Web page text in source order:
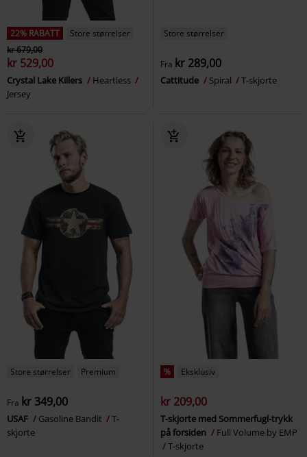
22% RABATT
Store størrelser
kr 679,00
kr 529,00
Crystal Lake Killers
Heartless
Jersey
Store størrelser
Fra kr 289,00
Cattitude Spiral T-skjorte
Store størrelser Premium
Fra kr 349,00
USAF Gasoline Bandit
T-
skjorte
% Eksklusiv
kr 209,00
T-skjorte med Sommerfugl-trykk
på forsiden
Full Volume by EMP
T-skjorte